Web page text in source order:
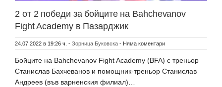
2 от 2 победи за бойците на Bahchevanov
Fight Academy в Пазарджик
24.07.2022 в 19:26 ч. - Зорница Буковска - Няма коментари
Бойците на Bahchevanov Fight Academy (BFA) с треньор
Станислав Бахчеванов и помощник-треньор Станислав
Андреев (във варненския филиал)…